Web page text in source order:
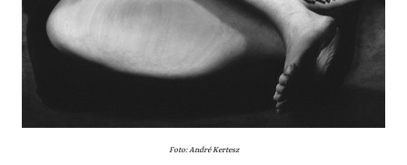
Foto: André Kertesz